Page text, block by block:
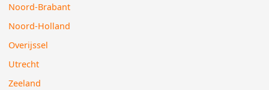
Noord-Brabant
Noord-Holland
Overijssel
Utrecht
Zeeland